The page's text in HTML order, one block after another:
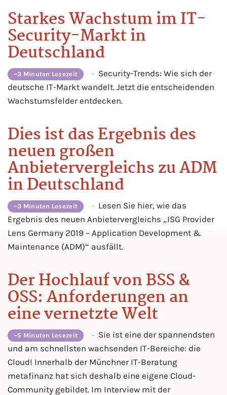
Starkes Wachstum im IT-
Security-Markt in
Deutschland
~3 Minuten Lesezeit - Security-Trends: Wie sich der
deutsche IT-Markt wandelt. Jetzt die entscheidenden
Wachstumsfelder entdecken.
Dies ist das Ergebnis des
neuen großen
Anbietervergleichs zu ADM
in Deutschland
~3 Minuten Lesezeit - Lesen Sie hier, wie das
Ergebnis des neuen Anbietervergleichs „ISG Provider
Lens Germany 2019 – Application Development &
Maintenance (ADM)“ ausfällt.
Der Hochlauf von BSS &
OSS: Anforderungen an
eine vernetzte Welt
~5 Minuten Lesezeit - Sie ist eine der spannendsten
und am schnellsten wachsenden IT-Bereiche: die
Cloud! Innerhalb der Münchner IT-Beratung
metafinanz hat sich deshalb eine eigene Cloud-
Community gebildet. Im Interview mit der